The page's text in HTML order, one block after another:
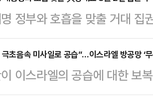
출사표를 던진 이헌승(4선·부
차…
어 있었다며 만기가 임박한
보석을 한 것이라고 분석했다.
로 별건 구속될 가능성이 존
이뤄질 가능성도 작지 않다
형사합의2…
정부와 호흡을 맞출 거대 집
일 선출된다. 4선 정청래 의
찬대 의원(인천 연수갑)은 이
람 모두 대표적인 친명(친명)
장 이춘석)는 16일 오후 국회
초음속 미사일로 공습”…이스라엘 방공망 ‘
이스라엘의 공습에 대한 보
것으로 알려졌다.이란 반관영